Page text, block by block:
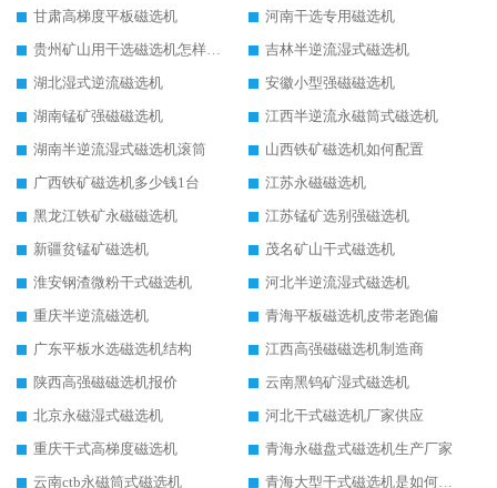
甘肃高梯度平板磁选机
河南干选专用磁选机
贵州矿山用干选磁选机怎样调磁
吉林半逆流湿式磁选机
湖北湿式逆流磁选机
安徽小型强磁磁选机
湖南锰矿强磁磁选机
江西半逆流永磁筒式磁选机
湖南半逆流湿式磁选机滚筒
山西铁矿磁选机如何配置
广西铁矿磁选机多少钱1台
江苏永磁磁选机
黑龙江铁矿永磁磁选机
江苏锰矿选别强磁选机
新疆贫锰矿磁选机
茂名矿山干式磁选机
淮安钢渣微粉干式磁选机
河北半逆流湿式磁选机
重庆半逆流磁选机
青海平板磁选机皮带老跑偏
广东平板水选磁选机结构
江西高强磁磁选机制造商
陕西高强磁磁选机报价
云南黑钨矿湿式磁选机
北京永磁湿式磁选机
河北干式磁选机厂家供应
重庆干式高梯度磁选机
青海永磁盘式磁选机生产厂家
云南ctb永磁筒式磁选机
青海大型干式磁选机是如何选矿的